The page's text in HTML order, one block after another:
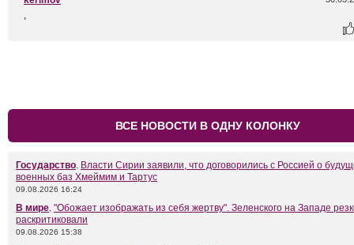
,
ВСЕ НОВОСТИ В ОДНУ КОЛОНКУ
Государство. Власти Сирии заявили, что договорились с Россией о
военных баз Хмеймим и Тартус
09.08.2026 16:24
В мире. "Обожает изображать из себя жертву". Зеленского на Западе
раскритиковали
09.08.2026 15:38